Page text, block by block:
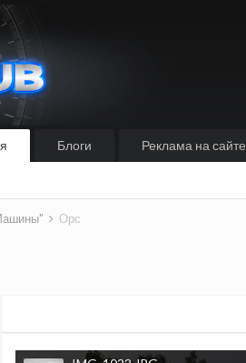
Блоги Реклама на сайте
Орс